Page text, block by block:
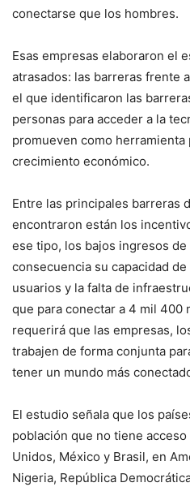
conectarse que los hombres.
Esas empresas elaboraron el
atrasados: las barreras frente
el que identificaron las
personas para acceder a la
promueven como
crecimiento económico.
Entre las principales barreras
encontraron están los
ese tipo, los bajos ingresos
consecuencia su capacidad
usuarios y la falta de
que para conectar a 4 mil 400
requerirá que las empresas,
trabajen de forma conjunta
tener un mundo más
El estudio señala que los
población que no tiene
Unidos, México y Brasil, en
Nigeria, República